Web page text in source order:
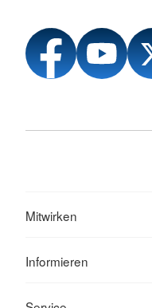
Mitwirken
Informieren